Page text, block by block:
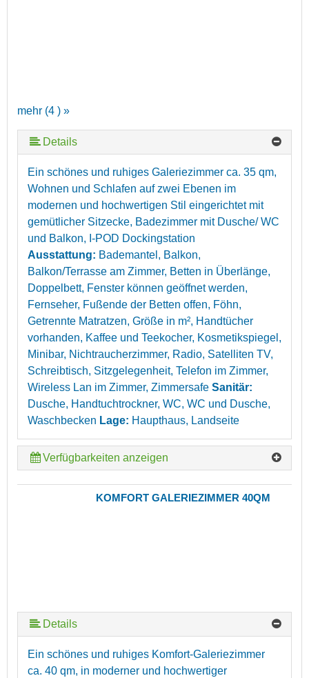
mehr (4 ) »
Details
Ein schönes und ruhiges Galeriezimmer ca. 35 qm,
Wohnen und Schlafen auf zwei Ebenen im
modernen und hochwertigen Stil eingerichtet mit
gemütlicher Sitzecke, Badezimmer mit Dusche/ WC
und Balkon, I-POD Dockingstation
Ausstattung: Bademantel, Balkon,
Balkon/Terrasse am Zimmer, Betten in Überlänge,
Doppelbett, Fenster können geöffnet werden,
Fernseher, Fußende der Betten offen, Föhn,
Getrennte Matratzen, Größe in m², Handtücher
vorhanden, Kaffee und Teekocher, Kosmetikspiegel,
Minibar, Nichtraucherzimmer, Radio, Satelliten TV,
Schreibtisch, Sitzgelegenheit, Telefon im Zimmer,
Wireless Lan im Zimmer, Zimmersafe Sanitär:
Dusche, Handtuchtrockner, WC, WC und Dusche,
Waschbecken Lage: Haupthaus, Landseite
Verfügbarkeiten anzeigen
KOMFORT GALERIEZIMMER 40QM
Details
Ein schönes und ruhiges Komfort-Galeriezimmer
ca. 40 qm, in moderner und hochwertiger